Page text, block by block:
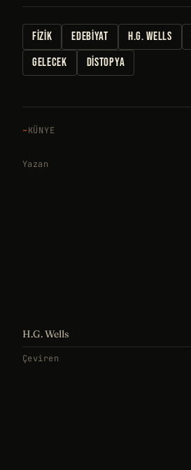
FIZIK EDEBIYAT H.G. WELLS
GELECEK
DISTOPYA
KÜNYE
Yazan
H.G. Wells
Çeviren